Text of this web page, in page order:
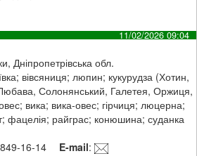
11/02/2026 09:04
Дніпропетрівська обл.
вівсяниця; люпин; кукурудза (Хотин,
Солонянський, Галетея, Оржиця,
вика; вика-овес; гірчиця; люцерна;
фацелія; райграс; конюшина; суданка
16-14 E-mail: